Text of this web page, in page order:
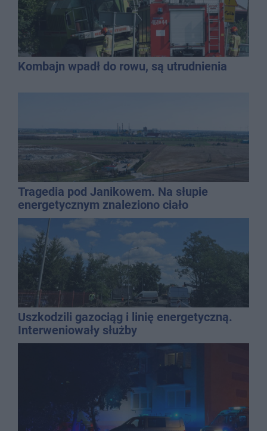
Kombajn wpadł do rowu, są utrudnienia
Tragedia pod Janikowem. Na słupie
energetycznym znaleziono ciało
mężczyzny
Uszkodzili gazociąg i linię energetyczną.
Interweniowały służby